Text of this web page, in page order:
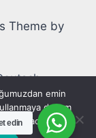
Theme by
Italiano
edin
emin
devam